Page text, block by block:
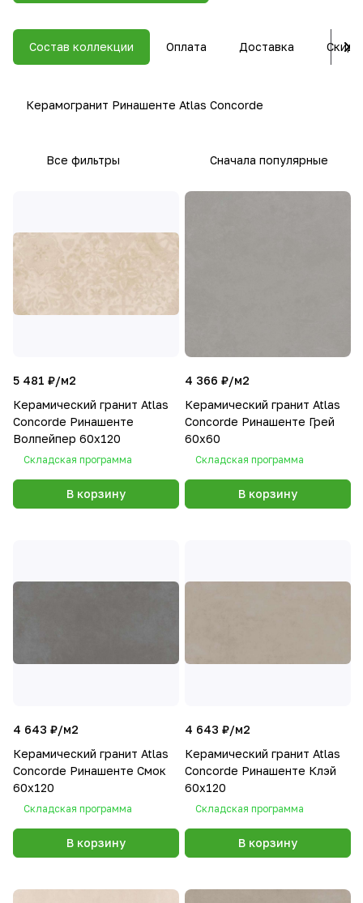
Состав коллекции Оплата Доставка
Керамогранит Ринашенте Atlas Concorde
Все фильтры Сначала популярные
5 481 ₽/м2
Керамический гранит Atlas
Concorde Ринашенте
Волпейпер 60х120
Складская программа
В корзину
4 366 ₽/м2
Керамический гранит Atlas
Concorde Ринашенте Грей
60х60
Складская программа
В корзину
4 643 ₽/м2
Керамический гранит Atlas
Concorde Ринашенте Смок
60х120
Складская программа
В корзину
4 643 ₽/м2
Керамический гранит Atlas
Concorde Ринашенте Клэй
60х120
Складская программа
В корзину